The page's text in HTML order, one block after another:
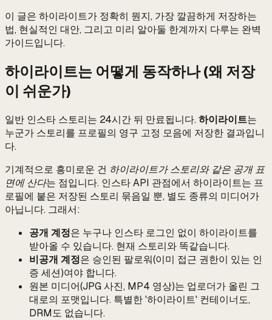
이 글은 하이라이트가 정확히 뭔지, 가장 깔끔하게 저장하는
법, 현실적인 대안, 그리고 미리 알아둘 한계까지 다루는 완벽
가이드입니다.
하이라이트는 어떻게 동작하나 (왜 저장
이 쉬운가)
일반 인스타 스토리는 24시간 뒤 만료됩니다.하이라이트는
누군가 스토리를 프로필의 영구 고정 모음에 저장한 결과입니
다.
기계적으로 흥미로운 건 하이라이트가 스토리와 같은 공개 표
면에 산다는 점입니다. 인스타 API 관점에서 하이라이트는 프
로필에 붙은 저장된 스토리 묶음일 뿐, 별도 종류의 미디어가
아닙니다. 그래서:
공개 계정은 누구나 인스타 로그인 없이 하이라이트를
받아올 수 있습니다. 현재 스토리와 똑같습니다.
비공개 계정은 승인된 팔로워(이미 접근 권한이 있는 인
증 세션)여야 합니다.
원본 미디어(JPG 사진, MP4 영상)는 업로더가 올린 그
대로의 포맷입니다. 특별한 '하이라이트' 컨테이너도,
DRM도 없습니다.